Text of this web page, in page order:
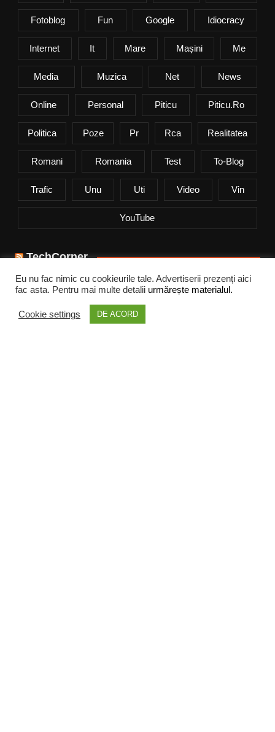
Fotoblog Fun Google Idiocracy
Internet It Mare Mașini Me
Media Muzica Net News
Online Personal Piticu Piticu.ro
Politica Poze Pr Rca Realitatea
Romani Romania Test To-Blog
Trafic Unu Uti Video Vin
YouTube
TechCorner
Cum alegi aerul condiționat potrivit pentru vară
Samsung a lansat noua serie Galaxy Z
Eu nu fac nimic cu cookieurile tale. Advertiserii prezenți aici
fac asta. Pentru mai multe detalii urmărește materialul.
Cookie settings DE ACORD